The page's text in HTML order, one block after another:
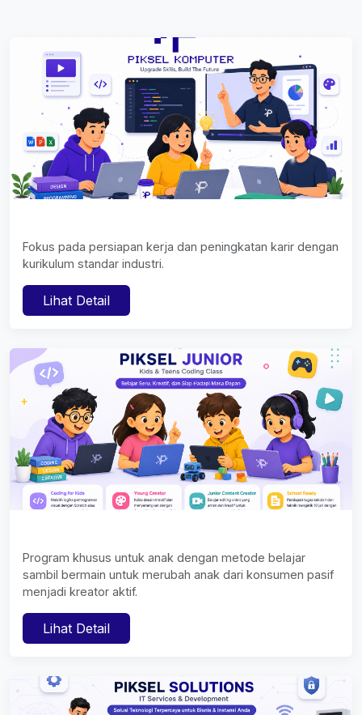
Fokus pada persiapan kerja dan peningkatan karir dengan
kurikulum standar industri.
Lihat Detail
Program khusus untuk anak dengan metode belajar
sambil bermain untuk merubah anak dari konsumen pasif
menjadi kreator aktif.
Lihat Detail